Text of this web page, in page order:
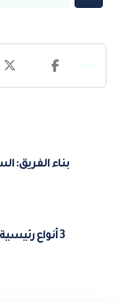
بناء الفريق:
3 أنواع